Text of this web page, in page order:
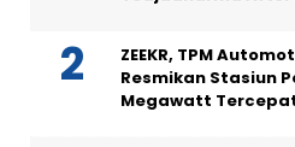
ZEEKR, TPM
Resmikan Stasiun
Megawatt